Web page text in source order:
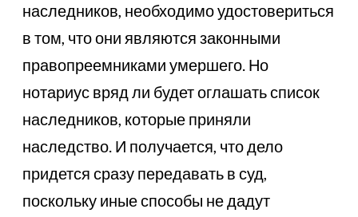
наследников, необходимо удостовериться
в том, что они являются законными
правопреемниками умершего. Но
нотариус вряд ли будет оглашать список
наследников, которые приняли
наследство. И получается, что дело
придется сразу передавать в суд,
поскольку иные способы не дадут